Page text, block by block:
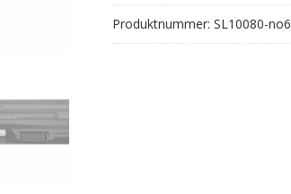
Produktnummer: SL10080-no6